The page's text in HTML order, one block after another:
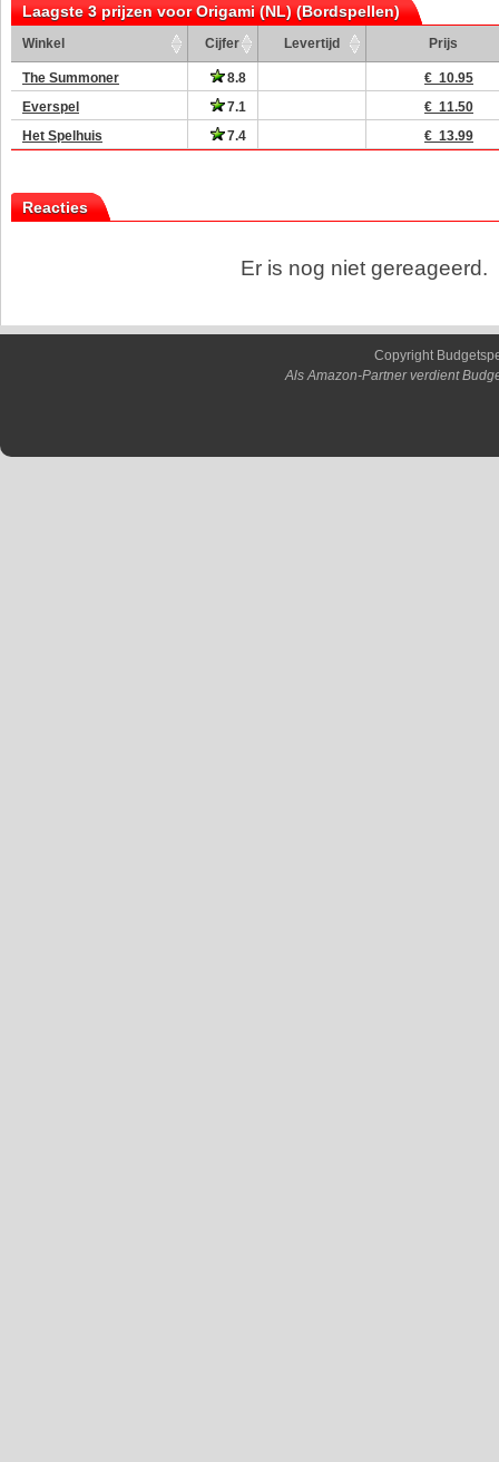
Laagste 3 prijzen voor Origami (NL) (Bordspellen)
Winkel Cijfer Levertijd Prijs
The Summoner 8.8
€ 10.95
Everspel
7.1
€ 11.50
Het Spelhuis
7.4 € 13.99
Reacties
Er is nog niet gereageerd.
Copyright
Als Amazon-Partner verdient